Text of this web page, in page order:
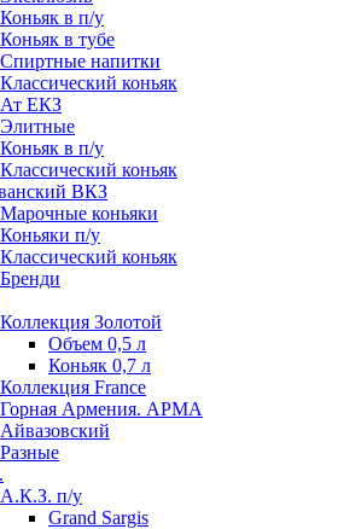
Коньяк в п/у
Коньяк в тубе
Спиртные напитки
Классический коньяк
ЕКЗ
Элитные
Коньяк в п/у
Классический коньяк
ВКЗ
Марочные коньяки
Коньяки п/у
Классический коньяк
Бренди
Коллекция Золотой
Объем 0,5 л
Коньяк 0,7 л
Коллекция France
Горная Армения. АРМА
Айвазовский
Разные
А.К.З. п/у
Grand Sargis